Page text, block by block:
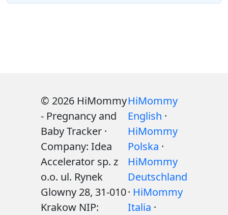
© 2026 HiMommy
- Pregnancy and
Baby Tracker ·
Company: Idea
Accelerator sp. z
o.o. ul. Rynek
Glowny 28, 31-010
Krakow NIP:
HiMommy
English ·
HiMommy
Polska ·
HiMommy
Deutschland
· HiMommy
Italia ·